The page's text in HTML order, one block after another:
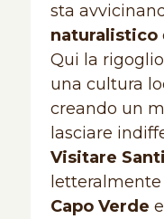
sta
naturalistico
Qui la
una cultura
creando un
lasciare
Visitare
Capo Verde